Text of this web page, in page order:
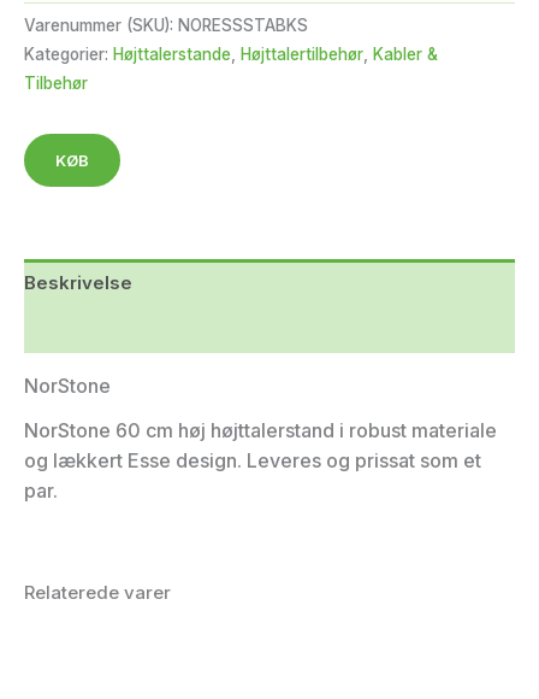
Varenummer (SKU): NORESSSTABKS
Kategorier: Højttalerstande, Højttalertilbehør, Kabler &
Tilbehør
KØB
Beskrivelse
NorStone
NorStone 60 cm høj højttalerstand i robust materiale
og lækkert Esse design. Leveres og prissat som et
par.
Relaterede varer